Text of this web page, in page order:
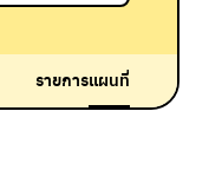
รายการแผนที่